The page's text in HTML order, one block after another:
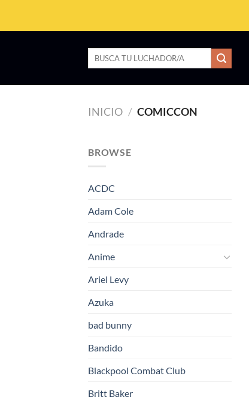
Buscar
INICIO / COMICCON
BROWSE
ACDC
Adam Cole
Andrade
Anime
Ariel Levy
Azuka
bad bunny
Bandido
Blackpool Combat Club
Britt Baker